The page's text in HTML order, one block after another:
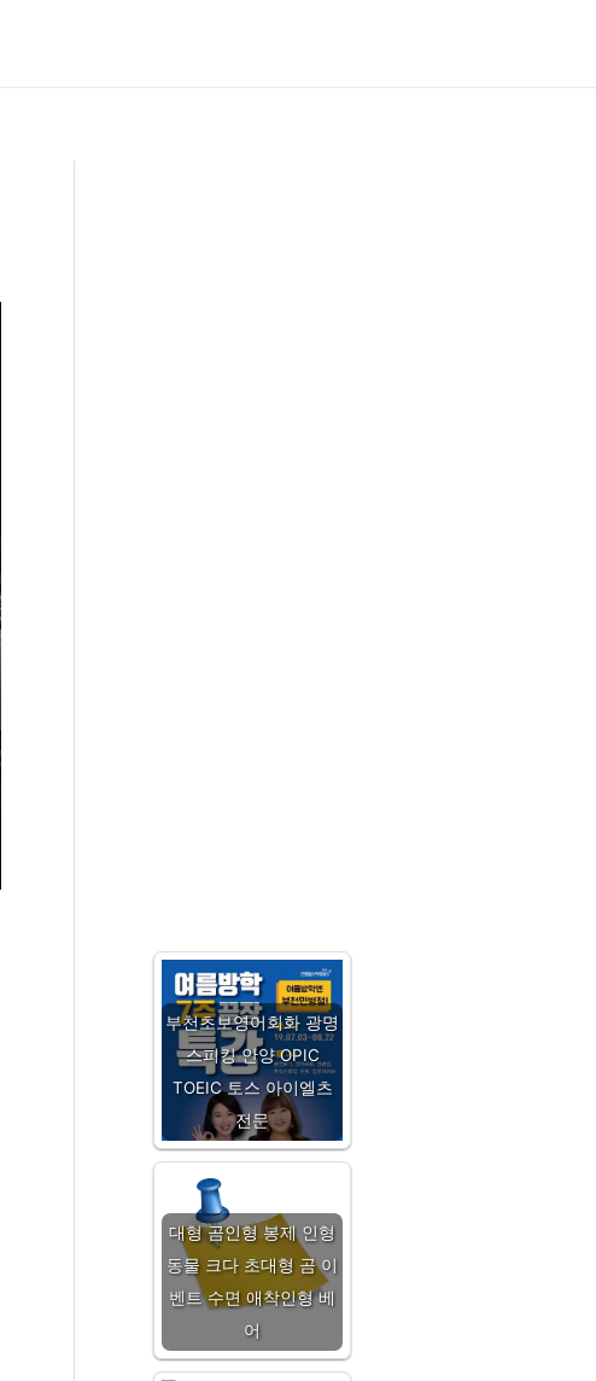
부천초보영어회화 광명
스피킹 안양 OPIC
TOEIC 토스 아이엘츠
전문
대형 곰인형 봉제 인형
동물 크다 초대형 곰 이
벤트 수면 애착인형 베
어